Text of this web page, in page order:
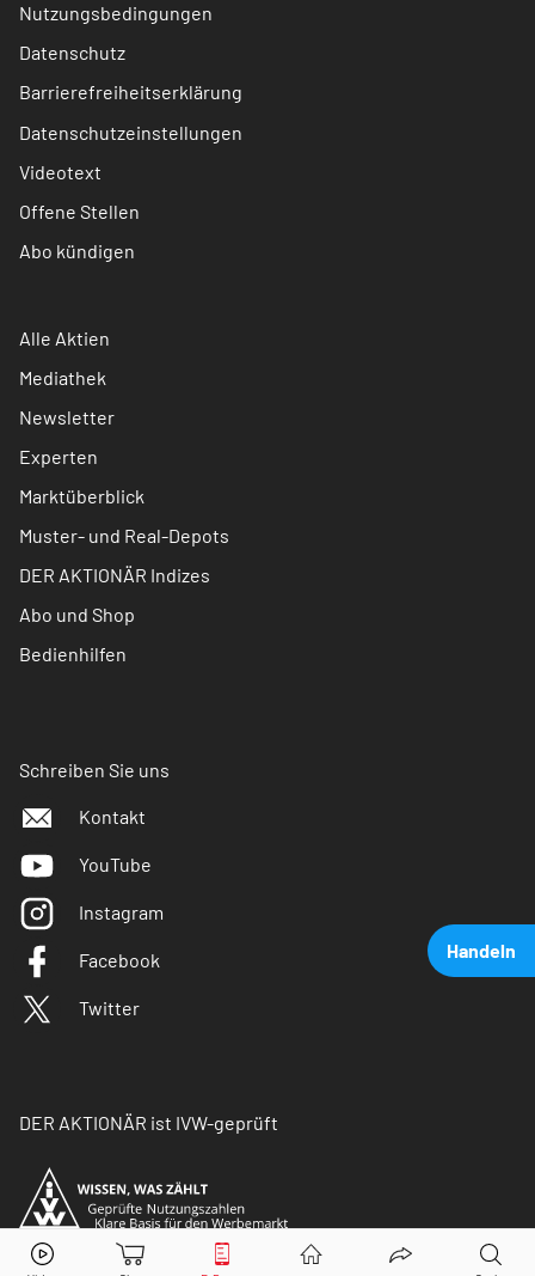
Handeln
Tesla Aktie jetzt handeln?
Nutzungsbedingungen
Datenschutz
Barrierefreiheitserklärung
Datenschutzeinstellungen
Videotext
Offene Stellen
Abo kündigen
Alle Aktien
Mediathek
Newsletter
Experten
Marktüberblick
Muster- und Real-Depots
DER AKTIONÄR Indizes
Abo und Shop
Bedienhilfen
Schreiben Sie uns
Kontakt
YouTube
Instagram
Facebook
Twitter
DER AKTIONÄR ist IVW-geprüft